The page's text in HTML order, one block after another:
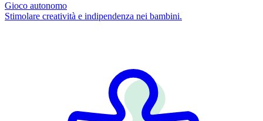
Gioco autonomo
Stimolare creatività e indipendenza nei bambini.